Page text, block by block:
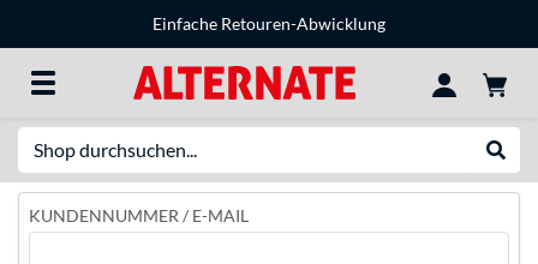
Einfache Retouren-Abwicklung
KUNDENNUMMER / E-MAIL